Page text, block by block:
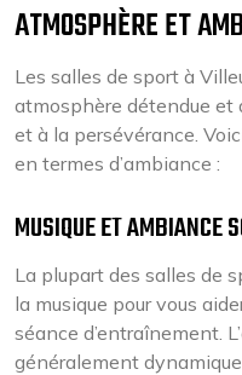
ATMOSPHÈRE ET
Les salles de sport à
atmosphère détendue et
et à la persévérance.
en termes d’ambiance :
MUSIQUE ET AMBIANCE
La plupart des salles de
la musique pour vous
séance d’entraînement.
généralement